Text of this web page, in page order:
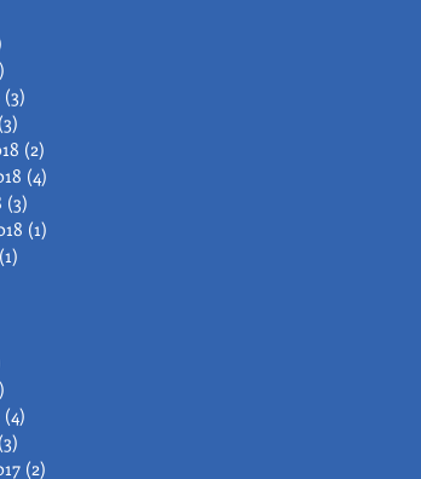
(3)
(3)
(2)
(4)
(3)
(1)
(1)
(4)
(3)
(2)